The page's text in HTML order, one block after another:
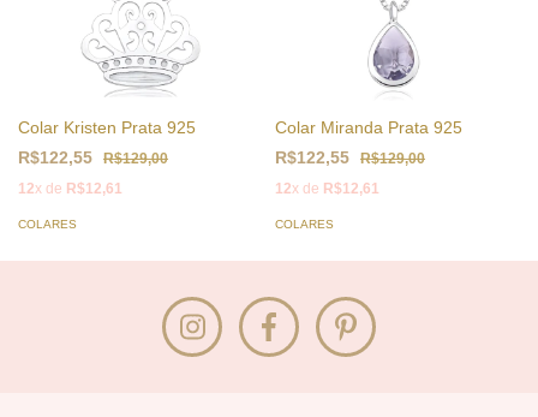
Colar Kristen Prata 925
R$122,55
R$129,00
12x de R$12,61
COLARES
Colar Miranda Prata 925
R$122,55
R$129,00
12x de R$12,61
COLARES